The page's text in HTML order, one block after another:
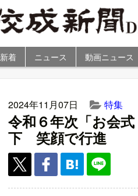
新着 ニュース 動画ニュース
2024年11月07日 特集
令和６年次「お会
下 笑顔で行進